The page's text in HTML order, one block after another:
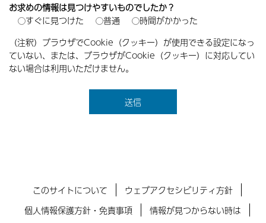
お求めの情報は見つけやすいものでしたか？
すぐに見つけた
普通
時間がかかった
（注釈）ブラウザでCookie（クッキー）が使用できる設定になっ
ていない、または、ブラウザがCookie（クッキー）に対応してい
ない場合は利用いただけません。
このサイトについて
ウェブアクセシビリティ方針
個人情報保護方針・免責事項
情報が見つからない時は